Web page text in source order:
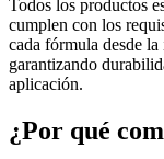
Todos los productos
cumplen con los
cada fórmula desde
garantizando
aplicación.
¿Por qué